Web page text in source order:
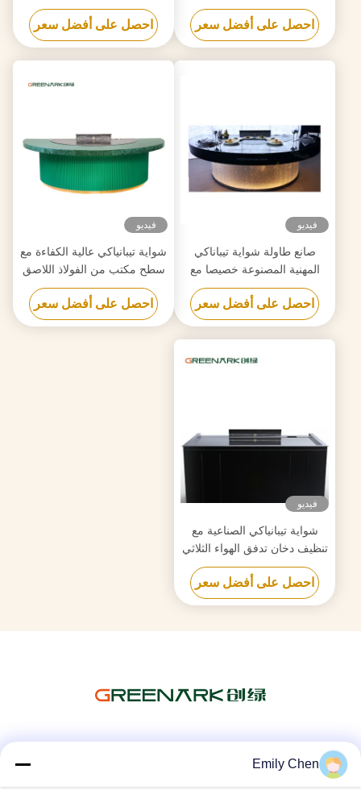
مخصصة لمتطلباتك
احصل على أفضل سعر
الصف الغذائي 20 مم وتسخين
ذكي
احصل على أفضل سعر
فيديو
صانع طاولة شواية تيباناكي
المهنية المصنوعة خصيصا مع
تصميم مجاني موثوق بها
احصل على أفضل سعر
فيديو
شواية تيبانياكي عالية الكفاءة مع
سطح مكتب من الفولاذ اللاصق
الصف الغذائي 20 مم وتسخين
ذكي
احصل على أفضل سعر
فيديو
شواية تيبانياكي الصناعية مع
تنظيف دخان تدفق الهواء الثلاثي
وتكنولوجيا مكافحة انسداد
احصل على أفضل سعر
Emily Chen